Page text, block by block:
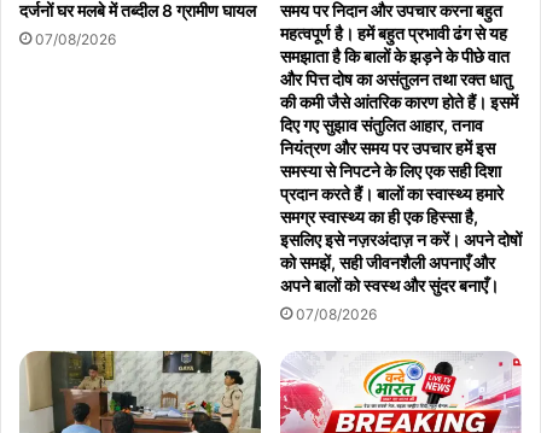
दर्जनों घर मलबे में तब्दील 8 ग्रामीण घायल
07/08/2026
समय पर निदान और उपचार करना बहुत
महत्वपूर्ण है। हमें बहुत प्रभावी ढंग से यह
समझाता है कि बालों के झड़ने के पीछे वात
और पित्त दोष का असंतुलन तथा रक्त धातु
की कमी जैसे आंतरिक कारण होते हैं। इसमें
दिए गए सुझाव संतुलित आहार, तनाव
नियंत्रण और समय पर उपचार हमें इस
समस्या से निपटने के लिए एक सही दिशा
प्रदान करते हैं। बालों का स्वास्थ्य हमारे
समग्र स्वास्थ्य का ही एक हिस्सा है,
इसलिए इसे नज़रअंदाज़ न करें। अपने दोषों
को समझें, सही जीवनशैली अपनाएँ और
अपने बालों को स्वस्थ और सुंदर बनाएँ।
07/08/2026